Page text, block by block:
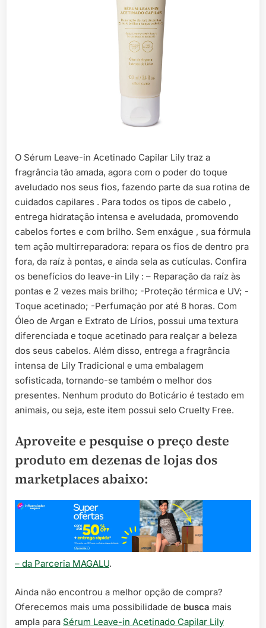
O Sérum Leave-in Acetinado Capilar Lily traz a
fragrância tão amada, agora com o poder do toque
aveludado nos seus fios, fazendo parte da sua rotina de
cuidados capilares . Para todos os tipos de cabelo ,
entrega hidratação intensa e aveludada, promovendo
cabelos fortes e com brilho. Sem enxágue , sua fórmula
tem ação multirreparadora: repara os fios de dentro pra
fora, da raíz à pontas, e ainda sela as cutículas. Confira
os benefícios do leave-in Lily : – Reparação da raíz às
pontas e 2 vezes mais brilho; -Proteção térmica e UV; -
Toque acetinado; -Perfumação por até 8 horas. Com
Óleo de Argan e Extrato de Lírios, possui uma textura
diferenciada e toque acetinado para realçar a beleza
dos seus cabelos. Além disso, entrega a fragrância
intensa de Lily Tradicional e uma embalagem
sofisticada, tornando-se também o melhor dos
presentes. Nenhum produto do Boticário é testado em
animais, ou seja, este item possui selo Cruelty Free.
Aproveite e pesquise o preço deste
produto em dezenas de lojas dos
marketplaces abaixo:
– da Parceria MAGALU.
Ainda não encontrou a melhor opção de compra?
Oferecemos mais uma possibilidade de busca mais
ampla para Sérum Leave-in Acetinado Capilar Lily